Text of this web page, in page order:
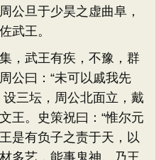
公旦于少昊之虚曲阜，
武王。
武王有疾，不豫，群
公曰：“未可以戚我先
三坛，周公北面立，戴
王。史策祝曰：“惟尔元
是有负子之责于天，以
多艺，能事鬼神。乃王